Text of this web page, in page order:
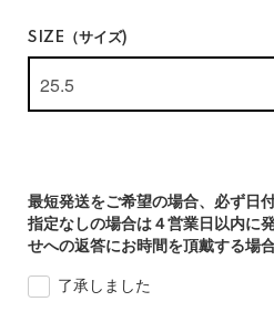
SIZE（サイズ)
最短発送をご希望の場合、必ず日
指定なしの場合は４営業日以内に
せへの返答にお時間を頂戴する場
了承しました